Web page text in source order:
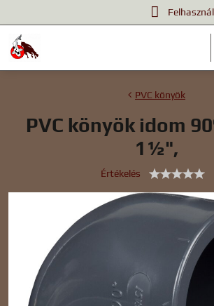
PVC könyök
PVC könyök idom
1½",
Értékelés